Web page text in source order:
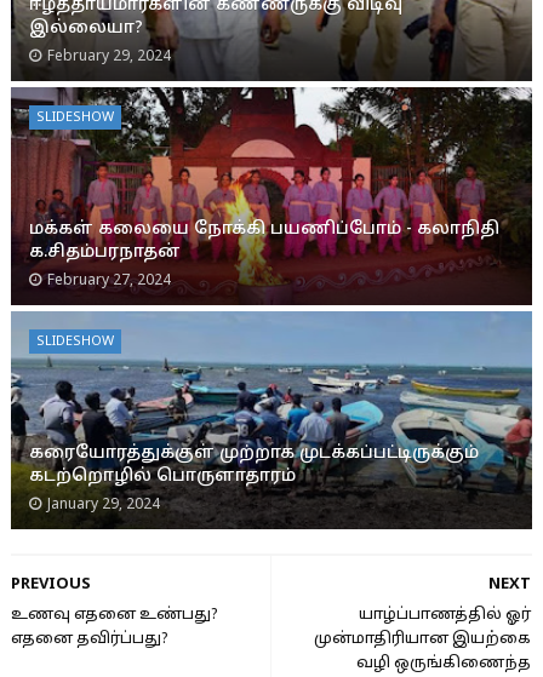
ஈழத்தாய்மார்களின் கண்ணீருக்கு விடிவு
இல்லையா?
February 29, 2024
SLIDESHOW
மக்கள் கலையை நோக்கி பயணிப்போம் - கலாநிதி
க.சிதம்பரநாதன்
February 27, 2024
SLIDESHOW
கரையோரத்துக்குள் முற்றாக முடக்கப்பட்டிருக்கும்
கடற்றொழில் பொருளாதாரம்
January 29, 2024
NEXT
யாழ்ப்பாணத்தில் ஓர்
முன்மாதிரியான இயற்கை
வழி ஒருங்கிணைந்த
PREVIOUS
உணவு எதனை உண்பது?
எதனை தவிர்ப்பது?